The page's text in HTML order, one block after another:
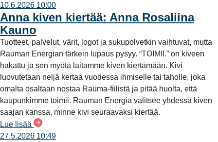
10.6.2026 10:00
Anna kiven kiertää: Anna Rosaliina
Kauno
Tuotteet, palvelut, värit, logot ja sukupolvetkin vaihtuvat, mutta
Rauman Energian tärkein lupaus pysyy. “TOIMII.” on kiveen
hakattu ja sen myötä laitamme kiven kiertämään. Kivi
luovutetaan neljä kertaa vuodessa ihmiselle tai taholle, joka
omalta osaltaan nostaa Rauma-fiilistä ja pitää huolta, että
kaupunkimme toimii. Rauman Energia valitsee yhdessä kiven
saajan kanssa, minne kivi seuraavaksi kiertää.
Lue lisää
27.5.2026 10:49